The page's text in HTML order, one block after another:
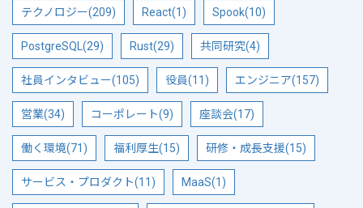
テクノロジー(209) React(1) Spook(10)
PostgreSQL(29) Rust(29) 共同研究(4)
社員インタビュー(105) 役員(11) エンジニア(157)
営業(34) コーポレート(9) 座談会(17)
働く環境(71) 福利厚生(15) 研修・成長支援(15)
サービス・プロダクト(11) MaaS(1)